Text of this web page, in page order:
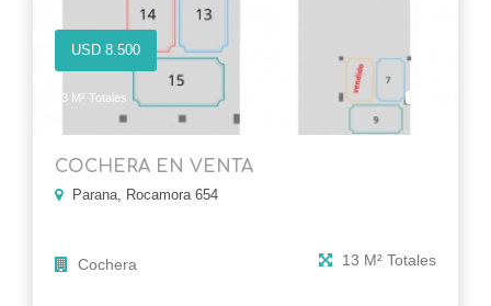
USD 8.500
13 M² Totales
COCHERA EN VENTA
Parana, Rocamora 654
Cochera 13 M² Totales